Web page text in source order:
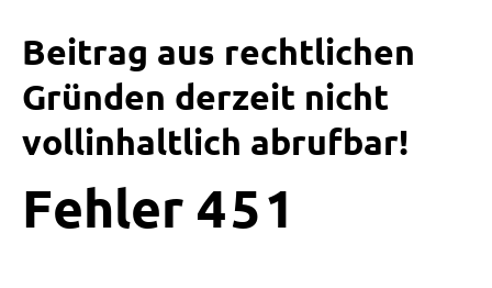
Beitrag aus rechtlichen
Gründen derzeit nicht
vollinhaltlich abrufbar!
Fehler 4 5 1